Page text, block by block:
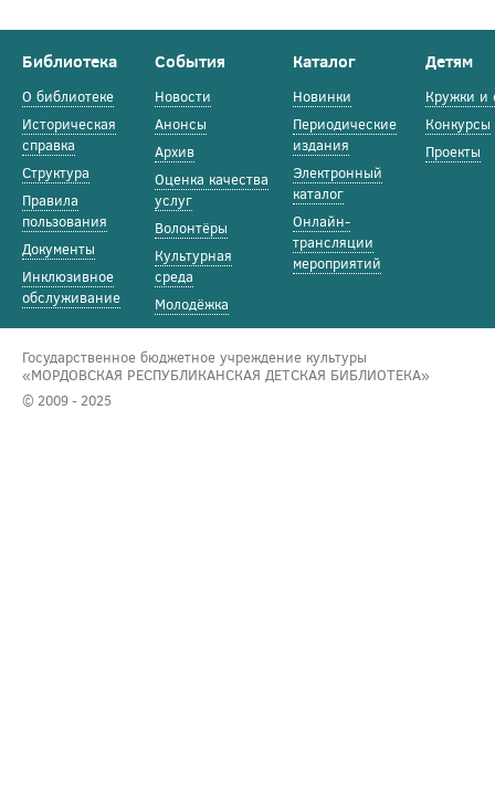
Библиотека
О библиотеке
Историческая
справка
Структура
Правила
пользования
Документы
Инклюзивное
обслуживание
События
Новости
Анонсы
Архив
Оценка качества
услуг
Волонтёры
Культурная
среда
Молодёжка
Каталог
Новинки
Периодические
издания
Электронный
каталог
Онлайн-
трансляции
мероприятий
Детям
Кружки и
Конкурсы
Проекты
Государственное бюджетное учреждение культуры
«МОРДОВСКАЯ РЕСПУБЛИКАНСКАЯ ДЕТСКАЯ БИБЛИОТЕКА»
© 2009 - 2025